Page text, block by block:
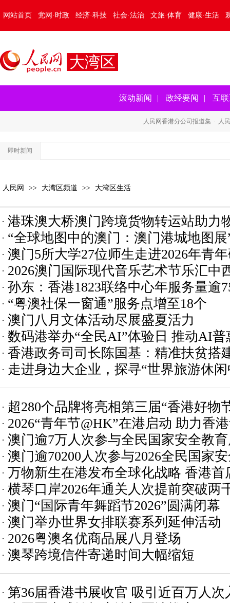
网站首页 党网·时政 经济·科技 社会·法治 文旅·体育 健康·生活
大湾区
滚动新闻 | 政经要闻 | 互
人民网香港分公司报道集 · 人
即时新闻
人民网 >> 大湾区频道 >> 大湾区生活
港珠澳大桥澳门跨境货物转运站助力
“全球地图中的澳门：澳门港城地图
场
澳门5所大学27位师生走进2026年青
2026澳门国际现代音乐艺术节乐汇中
孙东：香港1823联络中心年服务量逾
技术提升跨部门治理效能
“粤澳社保一窗通”服务点增至18个
澳门八月文体活动尽展盛夏活力
数码港举办“全民AI”体验日 推动AI普
香港政务司司长陈国基：精准扶贫搭
援体系
走进身边大企业，探寻“世界旅游休
超280个品牌将亮相第三届“香港好物
2026“青年节@HK”在港启动 助力香
澳门逾7万人次参与全民国家安全教
澳门逾70200人次参与2026全民国家
万物新生在港发布全球化战略 香港首
横琴口岸2026年通关人次提前突破两
澳门“国际青年舞蹈节2026”圆满闭幕
澳门举办世界女排联赛系列延伸活动
2026粤澳名优商品展八月登场
澳琴跨境信件寄递时间大幅缩短
第36届香港书展收官 吸引近百万人次